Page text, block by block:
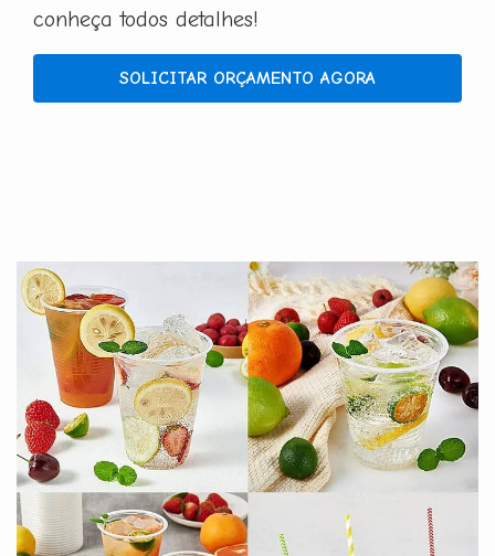
conheça todos detalhes!
SOLICITAR ORÇAMENTO AGORA